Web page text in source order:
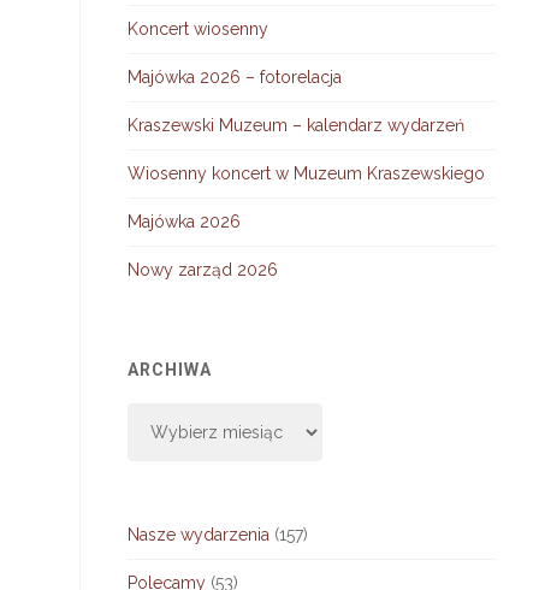
Koncert wiosenny
Majówka 2026 – fotorelacja
Kraszewski Muzeum – kalendarz wydarzeń
Wiosenny koncert w Muzeum Kraszewskiego
Majówka 2026
Nowy zarząd 2026
ARCHIWA
Nasze wydarzenia (157)
Polecamy (53)